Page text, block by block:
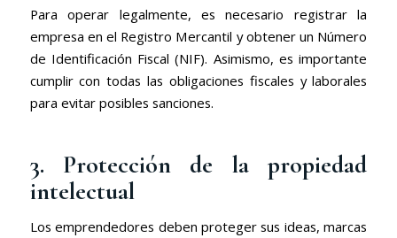
Para operar legalmente, es necesario registrar la
empresa en el Registro Mercantil y obtener un Número
de Identificación Fiscal (NIF). Asimismo, es importante
cumplir con todas las obligaciones fiscales y laborales
para evitar posibles sanciones.
3. Protección de la propiedad
intelectual
Los emprendedores deben proteger sus ideas, marcas